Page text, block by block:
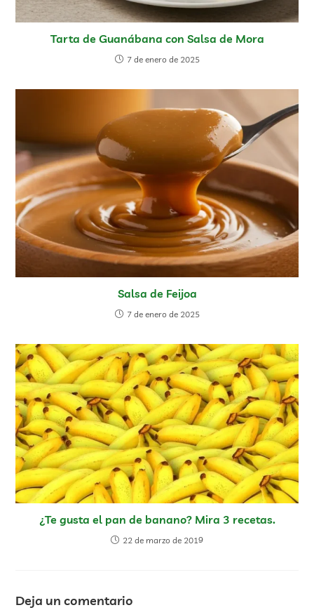
Tarta de Guanábana con Salsa de Mora
7 de enero de 2025
Salsa de Feijoa
7 de enero de 2025
¿Te gusta el pan de banano? Mira 3 recetas.
22 de marzo de 2019
Deja un comentario